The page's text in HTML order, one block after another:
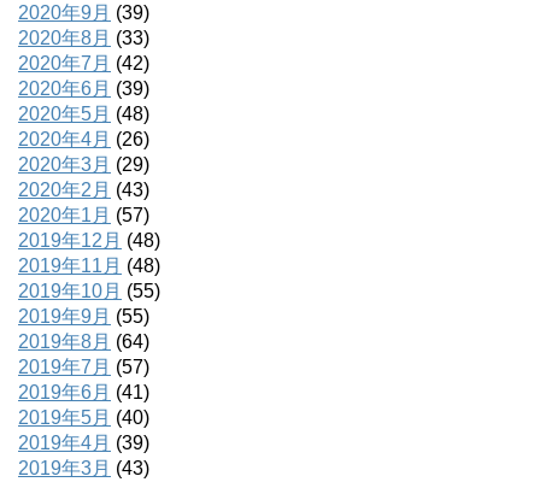
2020年9月 (39)
2020年8月 (33)
2020年7月 (42)
2020年6月 (39)
2020年5月 (48)
2020年4月 (26)
2020年3月 (29)
2020年2月 (43)
2020年1月 (57)
2019年12月 (48)
2019年11月 (48)
2019年10月 (55)
2019年9月 (55)
2019年8月 (64)
2019年7月 (57)
2019年6月 (41)
2019年5月 (40)
2019年4月 (39)
2019年3月 (43)